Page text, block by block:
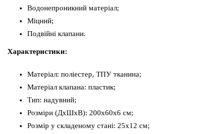
Водонепроникний матеріал;
Міцний;
Подвійні клапани.
Характеристики:
Матеріал: поліестер, ТПУ тканина;
Матеріал клапана: пластик;
Тип: надувний;
Розміри (ДхШхВ): 200х60х6 см;
Розмір у складеному стані: 25х12 см;